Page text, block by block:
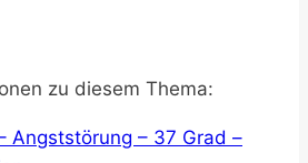
zu diesem Thema:
Angststörung – 37 Grad –